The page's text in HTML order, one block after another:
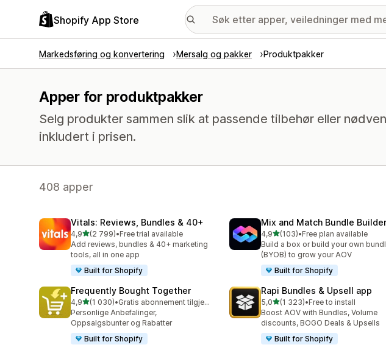
Shopify App Store
Markedsføring og konvertering Mersalg og pakker Produktpakker
Apper for produktpakker
Selg produkter sammen slik at passende tilbehør eller
inkludert i prisen.
408 apper
Vitals: Reviews, Bundles & 40+
4,9av 5 stjerner
(2 799)
Totalt 2799 omtaler
•Free trial available
Add reviews, bundles & 40+ marketing
tools, all in one app
Built for Shopify
Mix and Match Bundle Builder
4,9av 5 stjerner
(103)
Totalt 103 omtaler
•Free plan available
Build a box or build your own
(BYOB) to grow your AOV
Built for Shopify
Frequently Bought Together
4,9av 5 stjerner
(1 030)
Totalt 1030 omtaler
•
Gratis abonnement tilgjengelig
Personlige Anbefalinger,
Oppsalgsbunter og Rabatter
Built for Shopify
Rapi Bundles & Upsell app
5,0av 5 stjerner
(1 323)
Totalt 1323 omtaler
•Free to install
Boost AOV with Bundles, Volume
discounts, BOGO Deals & Upsells
Built for Shopify